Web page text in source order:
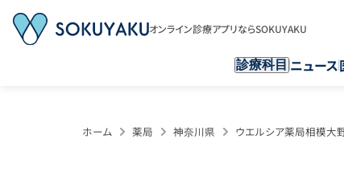
オンライン診療アプリならSOKUYAKU
診療科目 ニュース
ホーム 薬局 神奈川県 ウエルシア薬局相模大